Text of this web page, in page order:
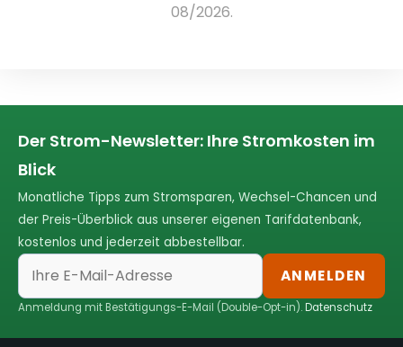
08/2026.
Der Strom-Newsletter: Ihre Stromkosten im
Blick
Monatliche Tipps zum Stromsparen, Wechsel-Chancen und
der Preis-Überblick aus unserer eigenen Tarifdatenbank,
kostenlos und jederzeit abbestellbar.
ANMELDEN
Anmeldung mit Bestätigungs-E-Mail (Double-Opt-in).Datenschutz